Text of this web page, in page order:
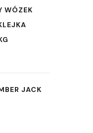
WÓZEK
JACK